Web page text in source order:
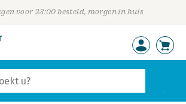
voor 23:00 besteld, morgen in huis